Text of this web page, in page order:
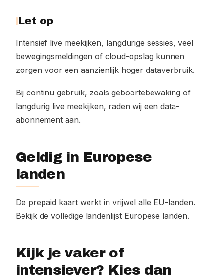
Let op
Intensief live meekijken, langdurige sessies, veel
bewegingsmeldingen of cloud-opslag kunnen
zorgen voor een aanzienlijk hoger dataverbruik.
Bij continu gebruik, zoals geboortebewaking of
langdurig live meekijken, raden wij een data-
abonnement aan.
Geldig in Europese
landen
De prepaid kaart werkt in vrijwel alle EU-landen.
Bekijk de volledige landenlijst Europese landen.
Kijk je vaker of
intensiever? Kies dan